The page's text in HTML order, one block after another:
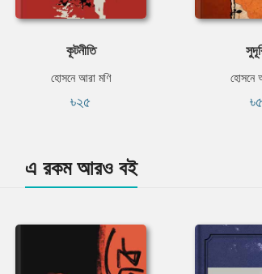
কূটনীতি
হোসনে আরা মণি
৳২৫
হোসনে
এ রকম আরও বই